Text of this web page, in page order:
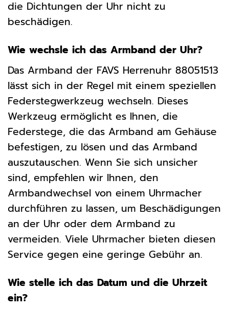
die Dichtungen der Uhr nicht zu
beschädigen.
Wie wechsle ich das Armband der Uhr?
Das Armband der FAVS Herrenuhr 88051513
lässt sich in der Regel mit einem speziellen
Federstegwerkzeug wechseln. Dieses
Werkzeug ermöglicht es Ihnen, die
Federstege, die das Armband am Gehäuse
befestigen, zu lösen und das Armband
auszutauschen. Wenn Sie sich unsicher
sind, empfehlen wir Ihnen, den
Armbandwechsel von einem Uhrmacher
durchführen zu lassen, um Beschädigungen
an der Uhr oder dem Armband zu
vermeiden. Viele Uhrmacher bieten diesen
Service gegen eine geringe Gebühr an.
Wie stelle ich das Datum und die Uhrzeit
ein?